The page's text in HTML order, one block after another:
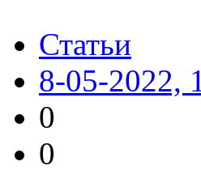
Статьи
8-05-2022,
0
0